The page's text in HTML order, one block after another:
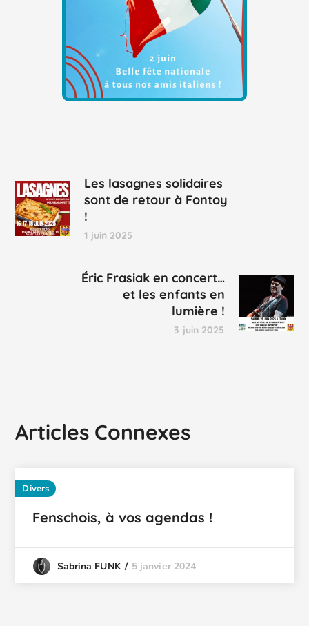
Les lasagnes solidaires
sont de retour à Fontoy
!
1 juin 2025
Éric Frasiak en concert…
et les enfants en
lumière !
3 juin 2025
Articles Connexes
Divers
Fenschois, à vos agendas !
Sabrina FUNK 5 janvier 2024